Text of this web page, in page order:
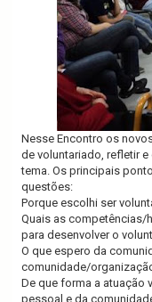
Nesse Encontro os
de voluntariado, refletir
tema. Os principais
questões:
Porque escolhi ser
Quais as competências/
para desenvolver o
O que espero da
comunidade/
De que forma a atuação
pessoal e da